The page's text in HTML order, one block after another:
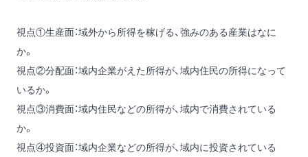
視点①生産面：域外から所得を稼げる、強みのある産業はなに
か。
視点②分配面：域内企業がえた所得が、域内住民の所得になって
いるか。
視点③消費面：域内住民などの所得が、域内で消費されている
か。
視点④投資面：域内企業などの所得が、域内に投資されている